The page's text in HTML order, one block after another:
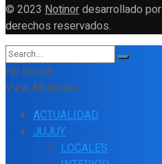
© 2023 Notinordesarrollado por
derechos reservados.
No Result
View All Result
ACTUALIDAD
JUJUY
LOCALES